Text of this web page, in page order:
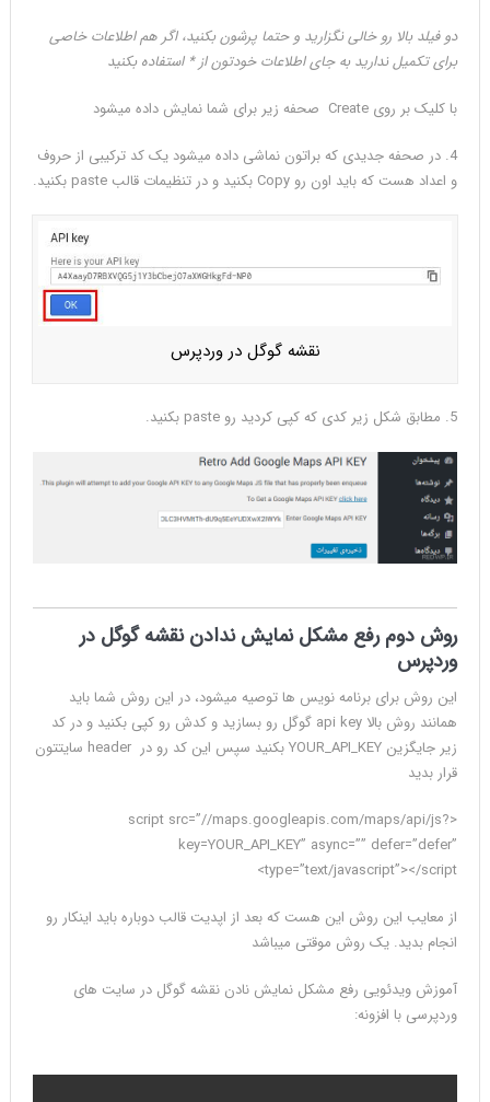
دو فیلد بالا رو خالی نگزارید و حتما پرشون بکنید، اگر هم اطلاعات خاصی
برای تکمیل ندارید به جای اطلاعات خودتون از * استفاده بکنید
با کلیک بر روی Create صحفه زیر برای شما نمایش داده میشود
4. در صحفه جدیدی که براتون نماشی داده میشود یک کد ترکیبی از حروف
و اعداد هست که باید اون رو Copy بکنید و در تنظیمات قالب paste بکنید.
نقشه گوگل در وردپرس
5. مطابق شکل زیر کدی که کپی کردید رو paste بکنید.
روش دوم رفع مشکل نمایش ندادن نقشه گوگل در
وردپرس
این روش برای برنامه نویس ها توصیه میشود، در این روش شما باید
همانند روش بالا api key گوگل رو بسازید و کدش رو کپی بکنید و در کد
زیر جایگزین YOUR_API_KEY بکنید سپس این کد رو در header سایتتون
قرار بدید
<script src=”//maps.googleapis.com/maps/api/js?
key=YOUR_API_KEY” async=”” defer=”defer”
type=”text/javascript”></script>
از معایب این روش این هست که بعد از اپدیت قالب دوباره باید اینکار رو
انجام بدید. یک روش موقتی میباشد
آموزش ویدئویی رفع مشکل نمایش نادن نقشه گوگل در سایت های
وردپرسی با افزونه: